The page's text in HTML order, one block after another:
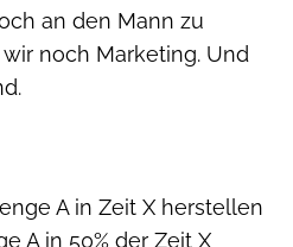
an den Mann zu
noch Marketing. Und
A in Zeit X herstellen
A in 50% der Zeit X